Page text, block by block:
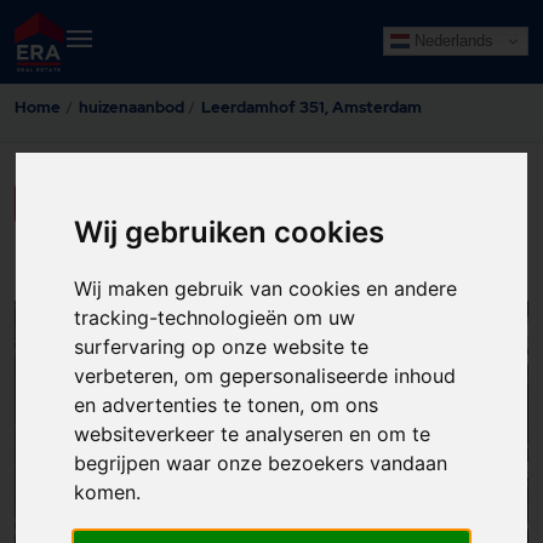
Wij gebruiken cookies
Wij maken gebruik van cookies en andere
tracking-technologieën om uw
surfervaring op onze website te
verbeteren, om gepersonaliseerde inhoud
en advertenties te tonen, om ons
websiteverkeer te analyseren en om te
begrijpen waar onze bezoekers vandaan
komen.
Nederlands
Home huizenaanbod Leerdamhof 351, Amsterdam